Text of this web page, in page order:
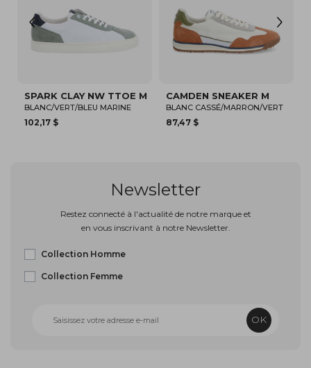
NW TTOE M
BLEU MARINE
CAMDEN SNEAKER M
BLANC CASSÉ/MARRON/VERT
SPARKLE
BEIGE
Newsletter
Restez connecté à l'actualité de notre marque et
en vous inscrivant à notre Newsletter.
Collection Homme
Collection Femme
OK